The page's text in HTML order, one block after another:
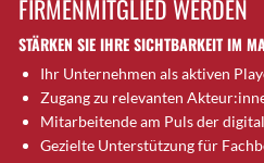
Brugg AG
Brütten
Bubendorf
Bubikon
Buchs (SG)
FIRMENMITGLIED WERDEN
STÄRKEN SIE IHRE SICHTBARKEIT IM
Ihr Unternehmen als aktiven
Zugang zu relevanten
Mitarbeitende am Puls der
Gezielte Unterstützung für